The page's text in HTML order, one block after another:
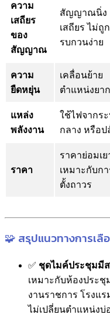
ความ
เสถียร
ของ
สัญญาณ
สัญญาณนิ่ง
เสถียร ไม่ถูก
รบกวนง่าย
ความ
ยืดหยุ่น
เคลื่อนย้าย
ตำแหน่งยาก
แหล่ง
พลังงาน
ใช้ไฟจากร
กลาง หรือป
ราคา
ราคาย่อมเย
เหมาะกับก
ตั้งถาวร
🧩 สรุปแนวทางการเลื
✅ ชุดไมค์ประชุมมี
เหมาะกับห้องประชุ
งานราชการ โรงแ
ไม่เปลี่ยนตำแหน่งบ่